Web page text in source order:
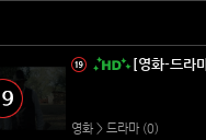
[영화-드라
영화 > 드라마 (0)